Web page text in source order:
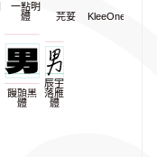
一點明
體
芫荽 KleeOne
饅頭黑
體
辰宇
落雁
體